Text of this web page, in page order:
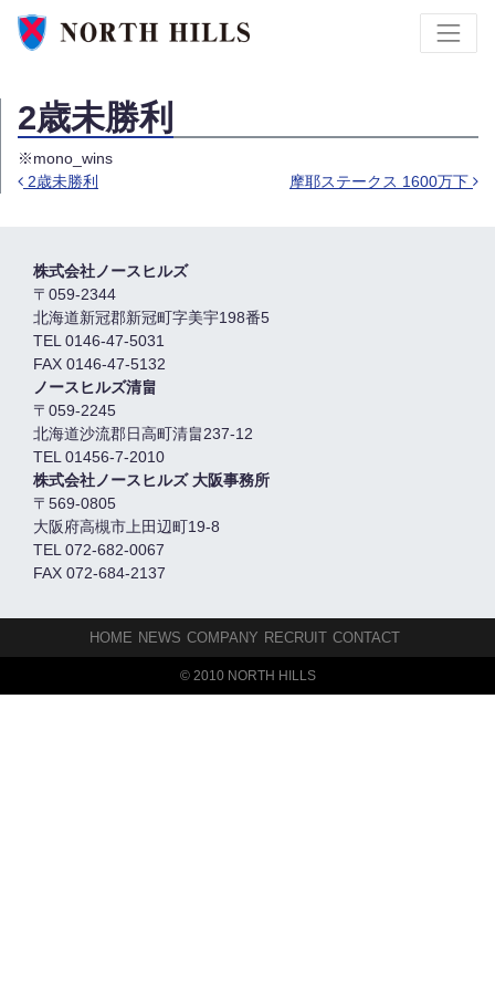
2歳未勝利
※mono_wins
2歳未勝利 摩耶ステークス 1600万下
株式会社ノースヒルズ
〒059-2344
北海道新冠郡新冠町字美宇198番5
TEL 0146-47-5031
FAX 0146-47-5132
ノースヒルズ清畠
〒059-2245
北海道沙流郡日高町清畠237-12
TEL 01456-7-2010
株式会社ノースヒルズ 大阪事務所
〒569-0805
大阪府高槻市上田辺町19-8
TEL 072-682-0067
FAX 072-684-2137
HOME NEWS COMPANY RECRUIT CONTACT
© 2010 NORTH HILLS